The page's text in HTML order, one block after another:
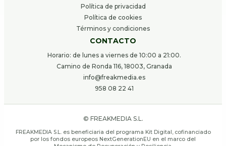
Política de privacidad
Política de cookies
Términos y condiciones
CONTACTO
Horario: de lunes a viernes de 10:00 a 21:00.
Camino de Ronda 116, 18003, Granada
info@freakmedia.es
958 08 22 41
© FREAKMEDIA S.L.
FREAKMEDIA S.L. es beneficiaria del programa Kit Digital, cofinanciado
por los fondos europeos NextGenerationEU en el marco del